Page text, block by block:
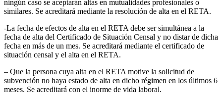
ningún caso se aceptarán altas en mutualidades profesionales o
similares. Se acreditará mediante la resolución de alta en el RETA.
-La fecha de efectos de alta en el RETA debe ser simultánea a la
fecha de alta del Certificado de Situación Censal y no distar de dicha
fecha en más de un mes. Se acreditará mediante el certificado de
situación censal y el alta en el RETA.
– Que la persona cuya alta en el RETA motive la solicitud de
subvención no haya estado de alta en dicho régimen en los últimos 6
meses. Se acreditará con el inorme de vida laboral.